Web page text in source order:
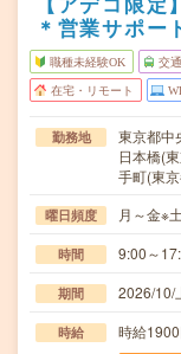
＊営業サポー
職種未経験OK 交
在宅・リモート
勤務地
東京都中
日本橋(
手町(東
曜日頻度 月～金※
時間 9:00～
期間 2026/10/
時給 時給